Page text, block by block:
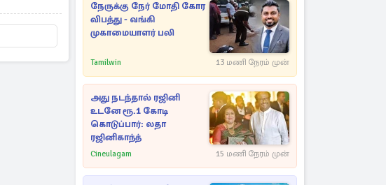
நேருக்கு நேர் மோதி கோர
விபத்து - வங்கி
முகாமையாளர் பலி
Tamilwin 13 மணி நேரம் முன்
அது நடந்தால் ரஜினி
உடனே ரூ.1 கோடி
கொடுப்பார்: லதா
ரஜினிகாந்த்
Cineulagam 15 மணி நேரம் முன்